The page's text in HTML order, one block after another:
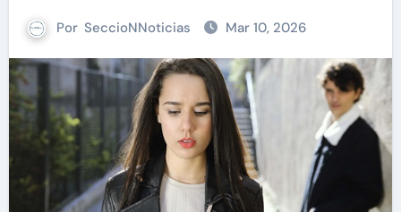
Por SeccioNNoticias Mar 10, 2026